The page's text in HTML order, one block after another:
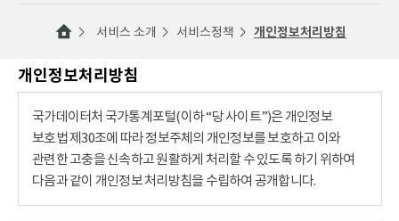
서비스 소개 서비스정책 개인정보처리방침
개인정보처리방침
국가데이터처 국가통계포털(이하 “당 사이트”)은 개인정보
보호법 제30조에 따라 정보주체의 개인정보를 보호하고 이와
관련한 고충을 신속하고 원활하게 처리할 수 있도록 하기 위하여
다음과 같이 개인정보 처리방침을 수립하여 공개합니다.